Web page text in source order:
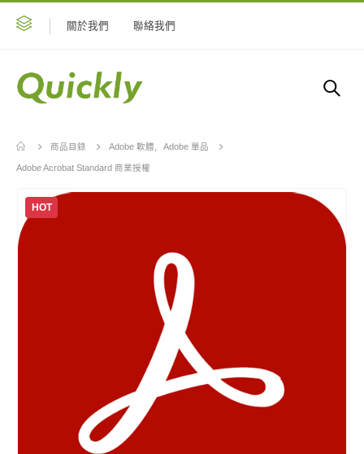
關於我們 聯絡我們
商品目錄 Adobe 軟體 Adobe 單品
Adobe Acrobat Standard 商業授權
HOT